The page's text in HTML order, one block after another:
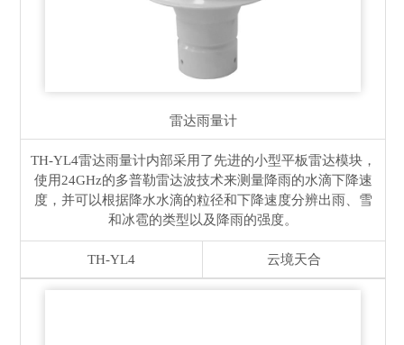
雷达雨量计
TH-YL4雷达雨量计内部采用了先进的小型平板雷达模块，
使用24GHz的多普勒雷达波技术来测量降雨的水滴下降速
度，并可以根据降水水滴的粒径和下降速度分辨出雨、雪
和冰雹的类型以及降雨的强度。
TH-YL4 云境天合